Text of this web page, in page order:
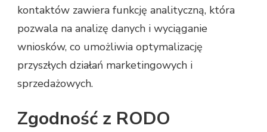
kontaktów zawiera funkcję analityczną, która
pozwala na analizę danych i wyciąganie
wniosków, co umożliwia optymalizację
przyszłych działań marketingowych i
sprzedażowych.
Zgodność z RODO